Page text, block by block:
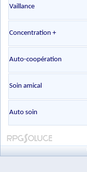
Vaillance
Concentration +
Auto-coopération
Soin amical
Auto soin